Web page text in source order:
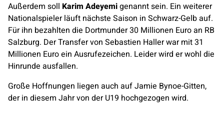
Außerdem soll Karim Adeyemigenannt sein. Ein weiterer
Nationalspieler läuft nächste Saison in Schwarz-Gelb auf.
Für ihn bezahlten die Dortmunder 30 Millionen Euro an RB
Salzburg. Der Transfer von Sebastien Haller war mit 31
Millionen Euro ein Ausrufezeichen. Leider wird er wohl die
Hinrunde ausfallen.
Große Hoffnungen liegen auch auf Jamie Bynoe-Gitten,
der in diesem Jahr von der U19 hochgezogen wird.